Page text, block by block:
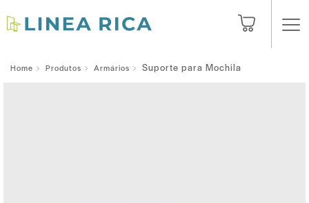
Home Produtos Armários Suporte para Mochila